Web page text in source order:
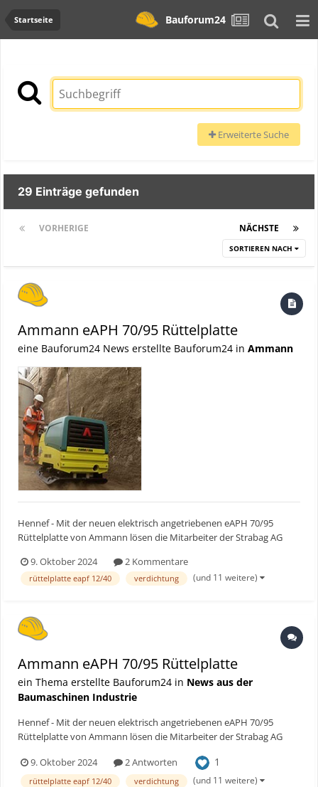
Startseite Bauforum24
Erweiterte Suche
29 Einträge gefunden
VORHERIGE NÄCHSTE
SORTIEREN NACH
Ammann eAPH 70/95 Rüttelplatte
eine Bauforum24 News erstellte Bauforum24 in Ammann
Hennef - Mit der neuen elektrisch angetriebenen eAPH 70/95
Rüttelplatte von Ammann lösen die Mitarbeiter der Strabag AG
Meter tiefen Graben verdichten. Bauforum24 Artikel (07.06.2024):
Zero Emission: Ammann eARX 26-2 Di...
9. Oktober 2024 2 Kommentare
rüttelplatte eapf 12/40 verdichtung (und 11 weitere)
Ammann eAPH 70/95 Rüttelplatte
ein Thema erstellte Bauforum24 in News aus der
Baumaschinen Industrie
Hennef - Mit der neuen elektrisch angetriebenen eAPH 70/95
Rüttelplatte von Ammann lösen die Mitarbeiter der Strabag AG
Meter tiefen Graben verdichten. Bauforum24 Artikel (07.06.2024):
Zero Emission: Ammann eARX 26-2 Di...
9. Oktober 2024 2 Antworten 1
rüttelplatte eapf 12/40 verdichtung (und 11 weitere)